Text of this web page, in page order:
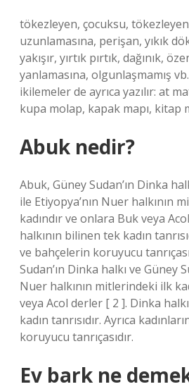
tökezleyen, çocuksu,
uzunlamasına, perişan, yıkık
yakışır, yırtık pırtık, dağınık,
yanlamasına, olgunlaşmamış
ikilemeler de ayrıca yazılır: at
kupa molap, kapak mapı, kitap
Abuk nedir?
Abuk, Güney Sudan’ın Dinka
ile Etiyopya’nın Nuer halkının
kadındır ve onlara Buk veya
halkının bilinen tek kadın
ve bahçelerin koruyucu
Sudan’ın Dinka halkı ve Güney
Nuer halkının mitlerindeki ilk
veya Acol derler [ 2 ]. Dinka
kadın tanrısıdır. Ayrıca
koruyucu tanrıçasıdır.
Ev bark ne